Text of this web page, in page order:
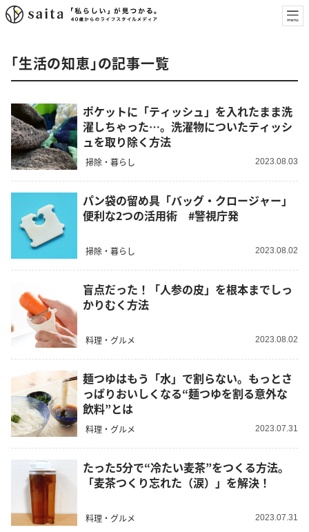
「生活の知恵」の記事一覧
ポケットに「ティッシュ」を入れたまま洗
濯しちゃった…。洗濯物についたティッシ
ュを取り除く方法
掃除・暮らし 2023.08.03
パン袋の留め具「バッグ・クロージャー」
便利な2つの活用術 #警視庁発
掃除・暮らし 2023.08.02
盲点だった！「人参の皮」を根本までしっ
かりむく方法
料理・グルメ 2023.08.02
麺つゆはもう「水」で割らない。もっとさ
っぱりおいしくなる“麺つゆを割る意外な
飲料”とは
料理・グルメ 2023.07.31
たった5分で“冷たい麦茶”をつくる方法。
「麦茶つくり忘れた（涙）」を解決！
料理・グルメ 2023.07.31